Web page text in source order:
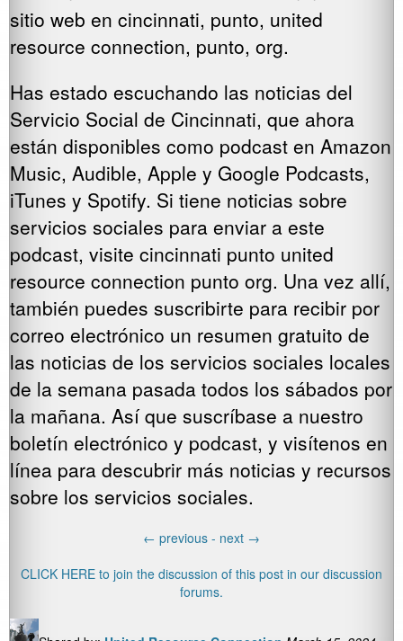
sitio web en cincinnati, punto, united
resource connection, punto, org.
Has estado escuchando las noticias del
Servicio Social de Cincinnati, que ahora
están disponibles como podcast en Amazon
Music, Audible, Apple y Google Podcasts,
iTunes y Spotify. Si tiene noticias sobre
servicios sociales para enviar a este
podcast, visite cincinnati punto united
resource connection punto org. Una vez allí,
también puedes suscribirte para recibir por
correo electrónico un resumen gratuito de
las noticias de los servicios sociales locales
de la semana pasada todos los sábados por
la mañana. Así que suscríbase a nuestro
boletín electrónico y podcast, y visítenos en
línea para descubrir más noticias y recursos
sobre los servicios sociales.
← previous - next →
CLICK HERE to join the discussion of this post in our discussion
forums.